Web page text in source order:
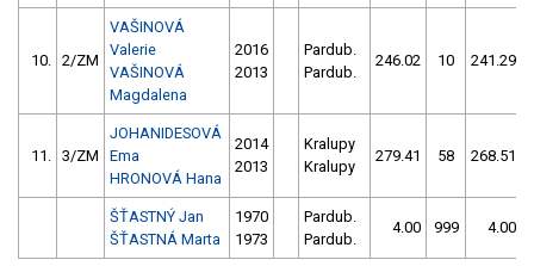
10. 2/ZM
VAŠINOVÁ
Valerie
VAŠINOVÁ
Magdalena
2016
2013
Pardub.
Pardub.
246.02 10 241.29
11. 3/ZM
JOHANIDESOVÁ
Ema
HRONOVÁ Hana
2014
2013
Kralupy
Kralupy
279.41 58 268.51
ŠŤASTNÝ Jan
ŠŤASTNÁ Marta
1970
1973
Pardub.
Pardub.
4.00 999 4.00